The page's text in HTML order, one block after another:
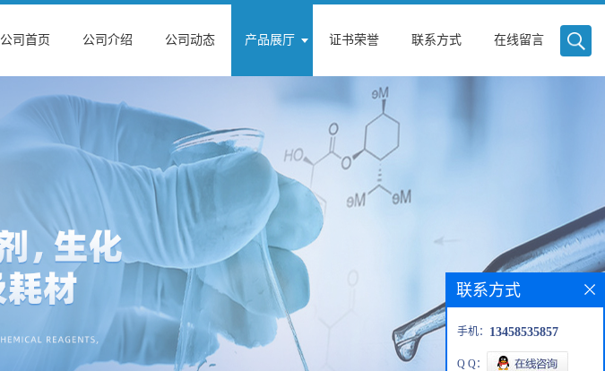
公司首页 公司介绍 公司动态 产品展厅 证书荣誉 联系方式 在线留言
联系方式
手机： 13458535857
Q Q：